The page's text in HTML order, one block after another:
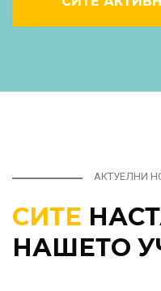
АКТУЕЛНИ
СИТЕ
НАШЕТО